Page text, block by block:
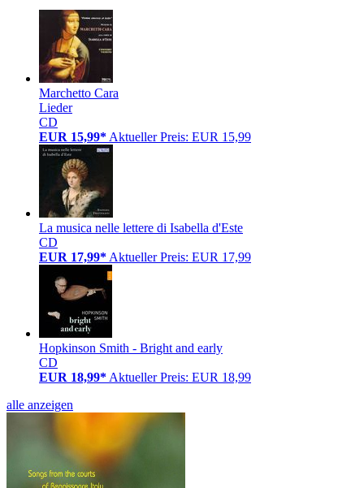
Marchetto Cara
Lieder
CD
EUR 15,99* Aktueller Preis: EUR 15,99
La musica nelle lettere di Isabella d'Este
CD
EUR 17,99* Aktueller Preis: EUR 17,99
Hopkinson Smith - Bright and early
CD
EUR 18,99* Aktueller Preis: EUR 18,99
alle anzeigen